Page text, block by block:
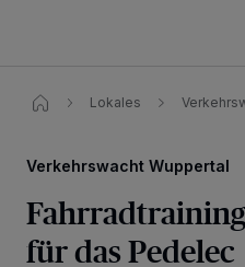
Lokales
Verkehrswacht Wuppertal
für das Pedelec